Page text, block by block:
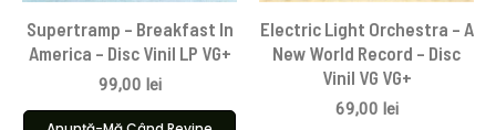
Supertramp – Breakfast In
America – Disc Vinil LP VG+
99,00 lei
Electric Light Orchestra – A
New World Record – Disc
Vinil VG VG+
69,00 lei